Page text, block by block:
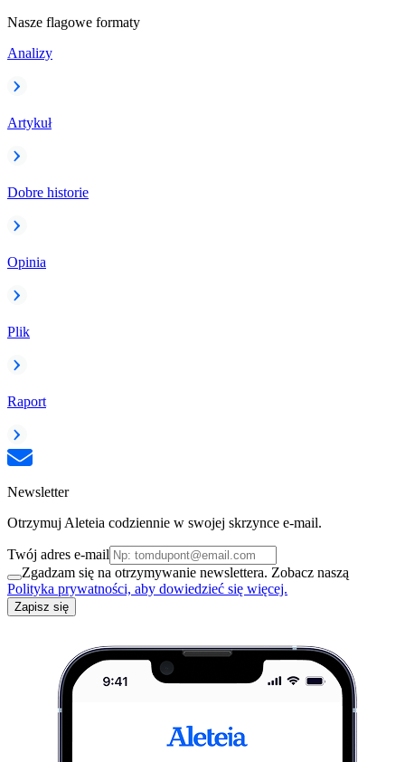
Nasze flagowe formaty
Analizy
Artykuł
Dobre historie
Opinia
Plik
Raport
Newsletter
Otrzymuj Aleteia codziennie w swojej skrzynce e-mail.
Twój adres e-mail
Zgadzam się na otrzymywanie newslettera. Zobacz naszą
Polityka prywatności, aby dowiedzieć się więcej.
Zapisz się